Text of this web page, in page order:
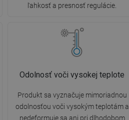
ľahkosť a presnosť regulácie.
Odolnosť voči vysokej teplote
Produkt sa vyznačuje mimoriadnou
odolnosťou voči vysokým teplotám a
nedeformuje sa ani pri dlhodobom